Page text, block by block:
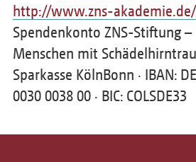
http://www.zns-akademie.de/
Spendenkonto ZNS-Stiftung
Menschen mit
Sparkasse KölnBonn · IBAN:
0030 0038 00 · BIC: COLSDE33